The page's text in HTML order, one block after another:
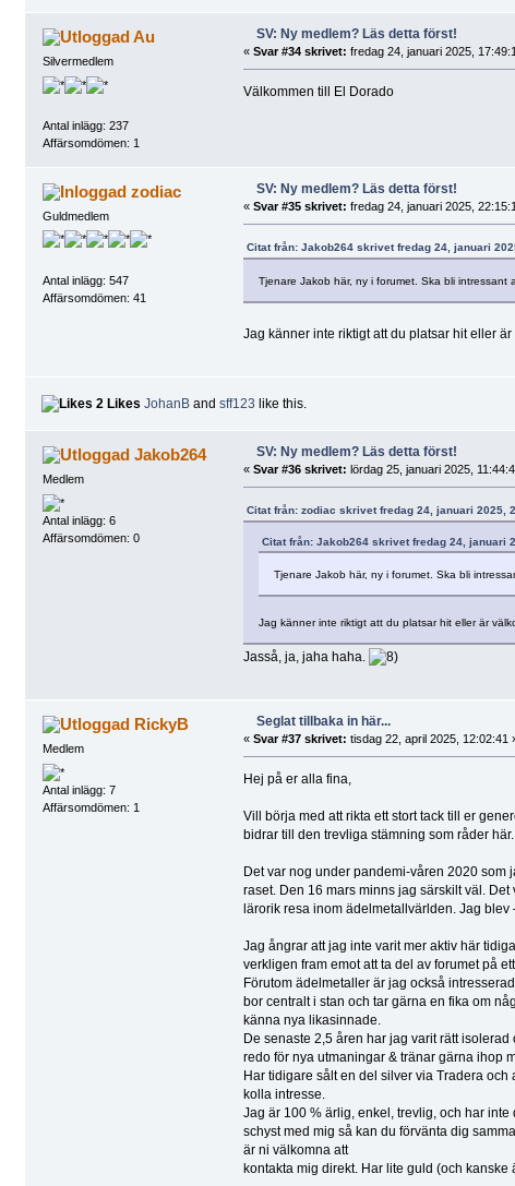
Au
Silvermedlem
Antal inlägg: 237
Affärsomdömen: 1
SV: Ny medlem? Läs detta först!
« Svar #34 skrivet: fredag 24, januari 2025,
Välkommen till El Dorado
zodiac
Guldmedlem
Antal inlägg: 547
Affärsomdömen: 41
SV: Ny medlem? Läs detta först!
« Svar #35 skrivet: fredag 24, januari 2025,
Citat från: Jakob264 skrivet fredag 24, januari
Tjenare Jakob här, ny i forumet. Ska bli
Jag känner inte riktigt att du platsar hit eller
2 Likes JohanBand sff123 like this.
Jakob264
Medlem
Antal inlägg: 6
Affärsomdömen: 0
SV: Ny medlem? Läs detta först!
« Svar #36 skrivet: lördag 25, januari 2025,
Citat från: zodiac skrivet fredag 24, januari 2025,
Citat från: Jakob264 skrivet fredag 24, januari
Tjenare Jakob här, ny i forumet. Ska bli
Jag känner inte riktigt att du platsar hit eller är
Jasså, ja, jaha haha.
RickyB
Medlem
Antal inlägg: 7
Affärsomdömen: 1
Seglat tillbaka in här...
« Svar #37 skrivet: tisdag 22, april 2025, 12:02:41
Hej på er alla fina,
Vill börja med att rikta ett stort tack till er
bidrar till den trevliga stämning som råder
Det var nog under pandemi-våren 2020 som
raset. Den 16 mars minns jag särskilt väl.
lärorik resa inom ädelmetallvärlden. Jag
Jag ångrar att jag inte varit mer aktiv här
verkligen fram emot att ta del av forumet på
Förutom ädelmetaller är jag också
bor centralt i stan och tar gärna en fika om
känna nya likasinnade.
De senaste 2,5 åren har jag varit rätt
redo för nya utmaningar & tränar gärna ihop
Har tidigare sålt en del silver via Tradera
kolla intresse.
Jag är 100 % ärlig, enkel, trevlig, och har
schyst med mig så kan du förvänta dig
är ni välkomna att
kontakta mig direkt. Har lite guld (och